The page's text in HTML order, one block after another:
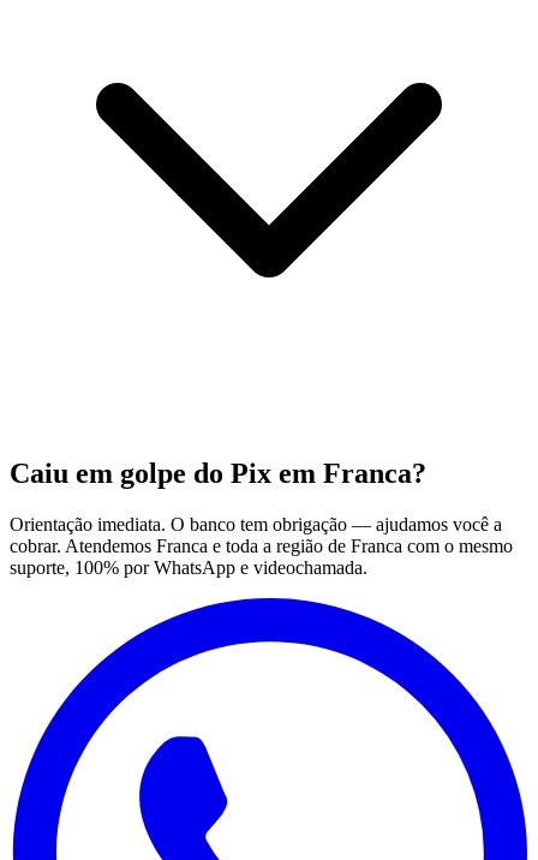
Caiu em golpe do Pix em Franca?
Orientação imediata. O banco tem obrigação — ajudamos você a
cobrar. Atendemos Franca e toda a região de Franca com o mesmo
suporte, 100% por WhatsApp e videochamada.